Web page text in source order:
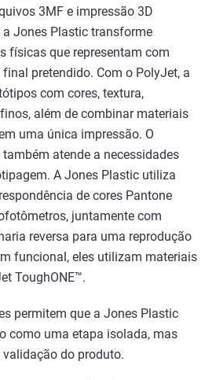
3MF e impressão 3D
Jones Plastic transforme
físicas que representam com
pretendido. Com o PolyJet, a
com cores, textura,
além de combinar materiais
uma única impressão. O
atende a necessidades
A Jones Plastic utiliza
de cores Pantone
juntamente com
reversa para uma reprodução
funcional, eles utilizam materiais
ToughONE™.
permitem que a Jones Plastic
como uma etapa isolada, mas
do produto.